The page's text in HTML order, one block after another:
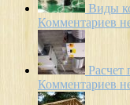
Виды
Комментариев
Расчет
Комментариев